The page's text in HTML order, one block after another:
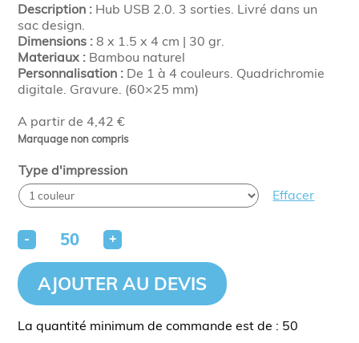
A partir de 4,42 €
Marquage non compris
Description : Hub USB 2.0. 3 sorties. Livré dans un
sac design.
Dimensions : 8 x 1.5 x 4 cm | 30 gr.
Materiaux : Bambou naturel
Personnalisation : De 1 à 4 couleurs. Quadrichromie
digitale. Gravure. (60×25 mm)
Type d'impression
Effacer
- +
AJOUTER AU DEVIS
La quantité minimum de commande est de : 50